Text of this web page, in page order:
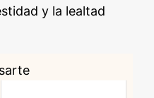
y la lealtad